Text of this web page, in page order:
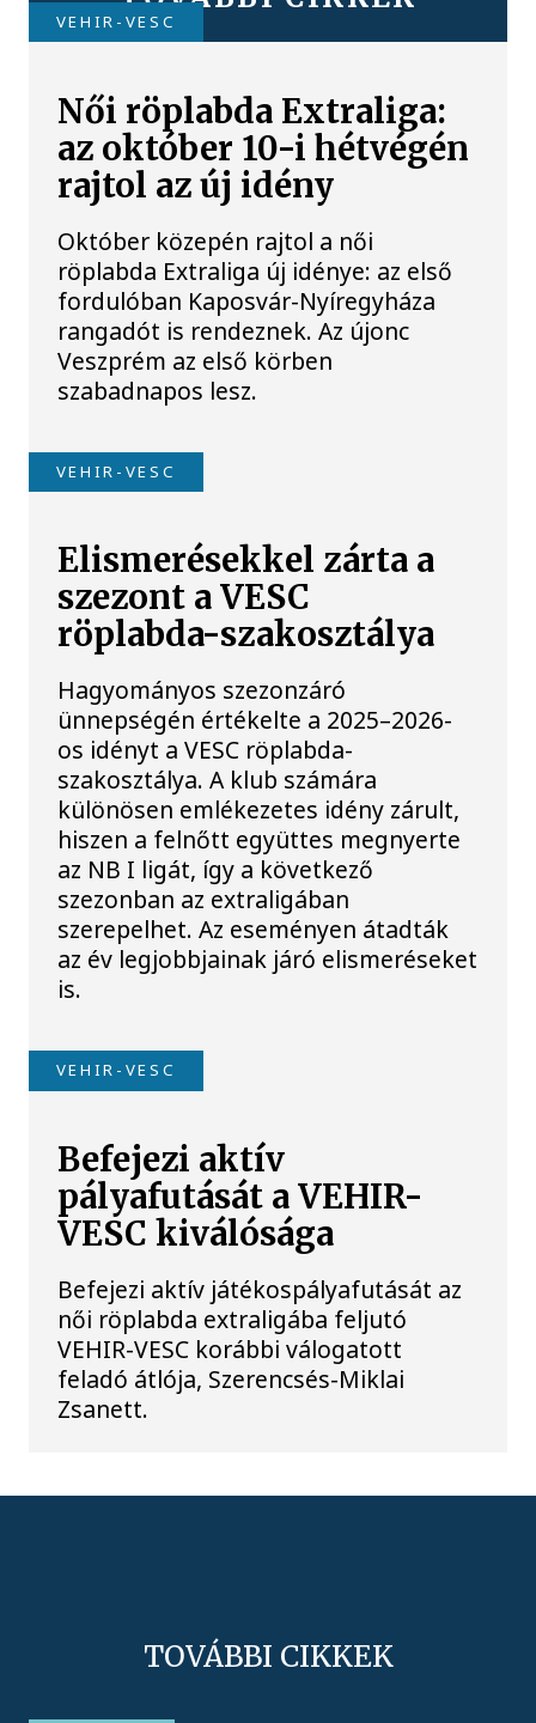
VEHIR-VESC
Női röplabda Extraliga:
az október 10-i hétvégén
rajtol az új idény
Október közepén rajtol a női
röplabda Extraliga új idénye: az első
fordulóban Kaposvár-Nyíregyháza
rangadót is rendeznek. Az újonc
Veszprém az első körben
szabadnapos lesz.
VEHIR-VESC
Elismerésekkel zárta a
szezont a VESC
röplabda-szakosztálya
Hagyományos szezonzáró
ünnepségén értékelte a 2025–2026-
os idényt a VESC röplabda-
szakosztálya. A klub számára
különösen emlékezetes idény zárult,
hiszen a felnőtt együttes megnyerte
az NB I ligát, így a következő
szezonban az extraligában
szerepelhet. Az eseményen átadták
az év legjobbjainak járó elismeréseket
is.
VEHIR-VESC
Befejezi aktív
pályafutását a VEHIR-
VESC kiválósága
Befejezi aktív játékospályafutását az
női röplabda extraligába feljutó
VEHIR-VESC korábbi válogatott
feladó átlója, Szerencsés-Miklai
Zsanett.
TOVÁBBI CIKKEK